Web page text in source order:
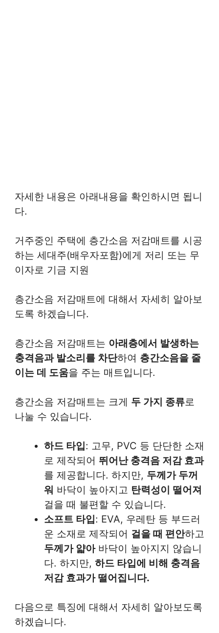
자세한 내용은 아래내용을 확인하시면 됩니
다.
거주중인 주택에 층간소음 저감매트를 시공
하는 세대주(배우자포함)에게 저리 또는 무
이자로 기금 지원
층간소음 저감매트에 대해서 자세히 알아보
도록 하겠습니다.
층간소음 저감매트는 아래층에서 발생하는
충격음과 발소리를 차단하여 층간소음을 줄
이는 데 도움을 주는 매트입니다.
층간소음 저감매트는 크게 두 가지 종류로
나눌 수 있습니다.
하드 타입: 고무, PVC 등 단단한 소재
로 제작되어 뛰어난 충격음 저감 효과
를 제공합니다. 하지만, 두께가 두꺼
워 바닥이 높아지고 탄력성이 떨어져
걸을 때 불편할 수 있습니다.
소프트 타입: EVA, 우레탄 등 부드러
운 소재로 제작되어 걸을 때 편안하고
두께가 얇아바닥이 높아지지 않습니
다. 하지만, 하드 타입에 비해 충격음
저감 효과가 떨어집니다.
다음으로 특징에 대해서 자세히 알아보도록
하겠습니다.